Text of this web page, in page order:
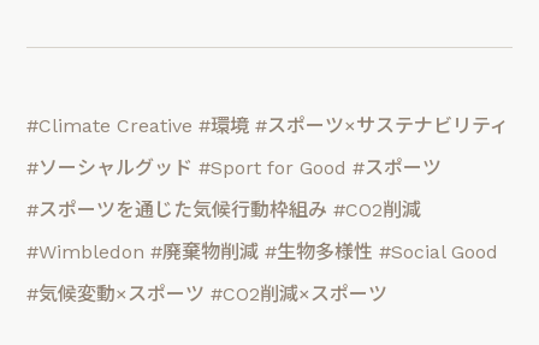
#Climate Creative #環境 #スポーツ×サステナビリティ
#ソーシャルグッド #Sport for Good #スポーツ
#スポーツを通じた気候行動枠組み #CO2削減
#Wimbledon #廃棄物削減 #生物多様性 #Social Good
#気候変動×スポーツ #CO2削減×スポーツ